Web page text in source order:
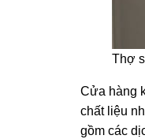
Thợ
Cửa hàng
chất liệu
gồm các